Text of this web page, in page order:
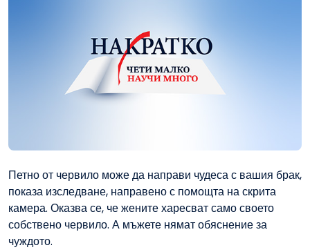
Петно от червило може да направи чудеса с вашия брак,
показа изследване, направено с помощта на скрита
камера. Оказва се, че жените харесват само своето
собствено червило. А мъжете нямат обяснение за
чуждото.